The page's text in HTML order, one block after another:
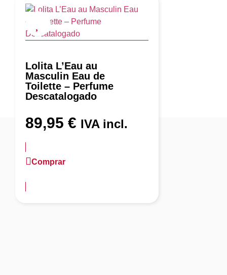
Lolita L’Eau au
Masculin Eau de
Toilette – Perfume
Descatalogado
89,95 € IVA incl.
Comprar